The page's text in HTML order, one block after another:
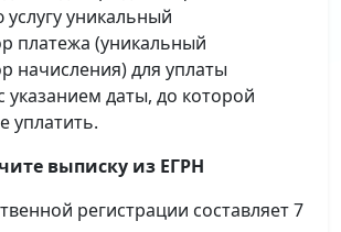
уникальный
платежа (уникальный
начисления) для уплаты
указанием даты, до которой
уплатить.
выписку из ЕГРН
регистрации составляет 7